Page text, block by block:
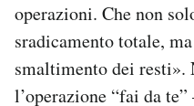
operazioni. Che non
sradicamento totale,
smaltimento dei resti».
l’operazione “fai da